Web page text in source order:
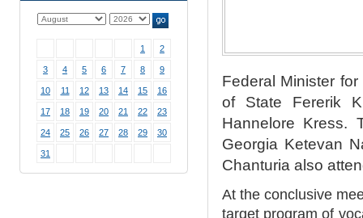
1 2
3 4 5 6 7 8 9
10 11 12 13 14 15 16
17 18 19 20 21 22 23
24 25 26 27 28 29 30
31
Federal Minister
of State Fererik
Hannelore Kress.
Georgia Ketevan
Chanturia also
At the conclusive
target program of